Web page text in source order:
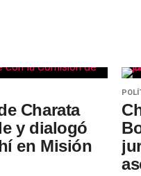
Charata
y dialogó
en Misión